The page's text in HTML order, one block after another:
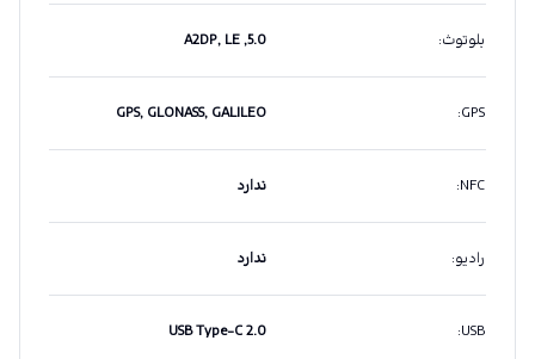
بلوتوث:
5.0, A2DP, LE
GPS
:
GPS, GLONASS, GALILEO
NFC
: ندارد
رادیو: ندارد
USB
:
USB Type-C 2.0